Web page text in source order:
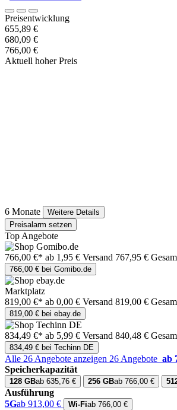
Preisentwicklung
655,89 €
680,09 €
766,00 €
Aktuell hoher Preis
6 Monate
Weitere Details
Preisalarm setzen
Top Angebote
766,00 €* ab 1,95 € Versand 767,95 €
766,00 € bei Gomibo.de
Marktplatz
819,00 €* ab 0,00 € Versand 819,00 €
819,00 € bei ebay.de
834,49 €* ab 5,99 € Versand 840,48 €
834,49 € bei Techinn DE
Alle 26 Angebote anzeigen 26 Angebote ab
Speicherkapazität
128 GBab 635,76 € 256 GBab 766,00 €
Ausführung
5Gab 913,00 € Wi-Fiab 766,00 €